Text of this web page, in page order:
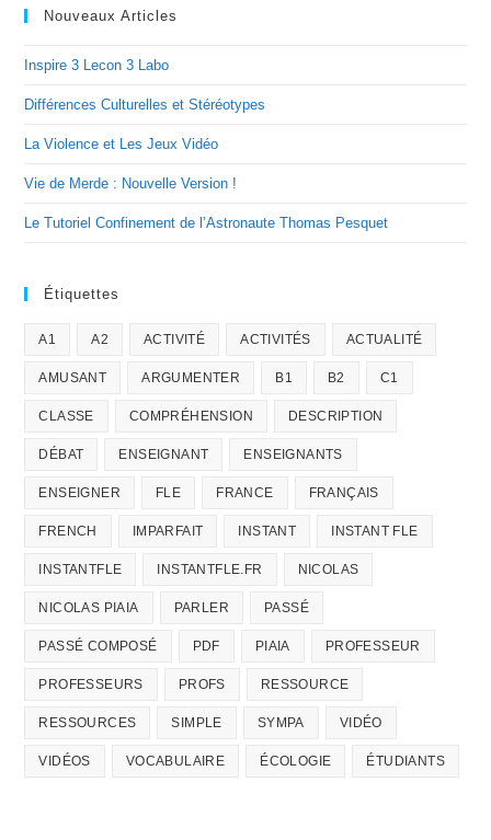
Nouveaux Articles
Inspire 3 Lecon 3 Labo
Différences Culturelles et Stéréotypes
La Violence et Les Jeux Vidéo
Vie de Merde : Nouvelle Version !
Le Tutoriel Confinement de l’Astronaute Thomas Pesquet
Étiquettes
A1 A2 ACTIVITÉ ACTIVITÉS ACTUALITÉ
AMUSANT ARGUMENTER B1 B2 C1
CLASSE COMPRÉHENSION DESCRIPTION
DÉBAT ENSEIGNANT ENSEIGNANTS
ENSEIGNER FLE FRANCE FRANÇAIS
FRENCH IMPARFAIT INSTANT INSTANT FLE
INSTANTFLE INSTANTFLE.FR NICOLAS
NICOLAS PIAIA PARLER PASSÉ
PASSÉ COMPOSÉ PDF PIAIA PROFESSEUR
PROFESSEURS PROFS RESSOURCE
RESSOURCES SIMPLE SYMPA VIDÉO
VIDÉOS VOCABULAIRE ÉCOLOGIE ÉTUDIANTS